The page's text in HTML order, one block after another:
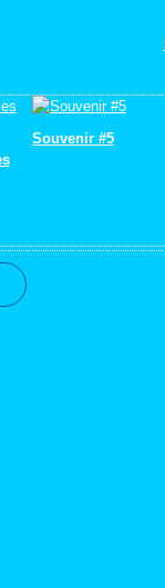
Souvenir #5